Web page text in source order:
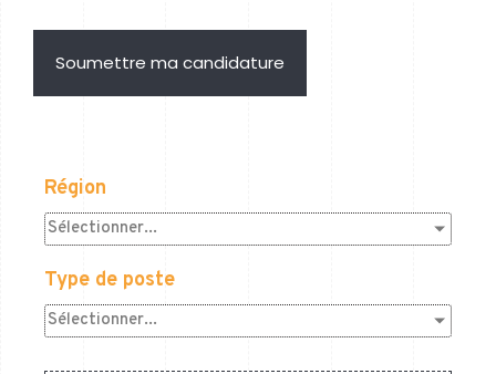
Soumettre ma candidature
Région
Sélectionner...
Type de poste
Sélectionner...